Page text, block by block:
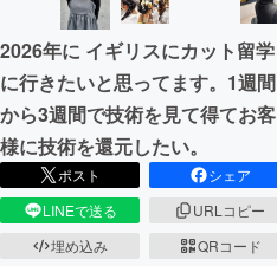
2026年に イギリスにカット留学
に行きたいと思ってます。1週間
から3週間で技術を見て得てお客
様に技術を還元したい。
ポスト
シェア
LINEで送る
URLコピー
埋め込み
QRコード